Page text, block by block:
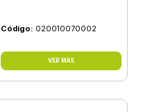
MAGNETO)
Código: 020010070002
VER MÁS